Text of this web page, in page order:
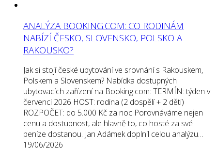
ANALÝZA BOOKING.COM: CO RODINÁM
NABÍZÍ ČESKO, SLOVENSKO, POLSKO A
RAKOUSKO?
Jak si stojí české ubytování ve srovnání s Rakouskem,
Polskem a Slovenskem? Nabídka dostupných
ubytovacích zařízení na Booking.com: TERMÍN: týden v
červenci 2026 HOST: rodina (2 dospělí + 2 děti)
ROZPOČET: do 5.000 Kč za noc Porovnáváme nejen
cenu a dostupnost, ale hlavně to, co hosté za své
peníze dostanou. Jan Adámek doplnil celou analýzu…
19/06/2026